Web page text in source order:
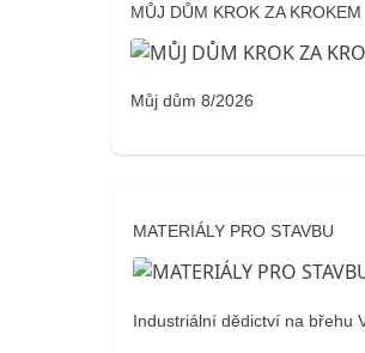
MŮJ DŮM KROK ZA KROKEM
Můj dům 8/2026
MATERIÁLY PRO STAVBU
Industriální dědictví na břehu